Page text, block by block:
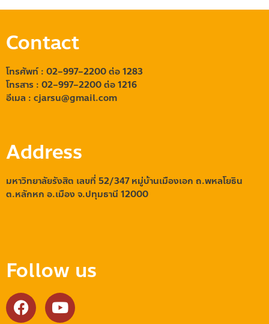
Contact
โทรศัพท์ : 02–997–2200ต่อ 1283
โทรสาร : 02–997–2200 ต่อ 1216
อีเมล : cjarsu@gmail.com
Address
มหาวิทยาลัยรังสิต เลขที่ 52/347 หมู่บ้านเมืองเอก ถ.พหลโยธิน
ต.หลักหก อ.เมือง จ.ปทุมธานี 12000
Follow us